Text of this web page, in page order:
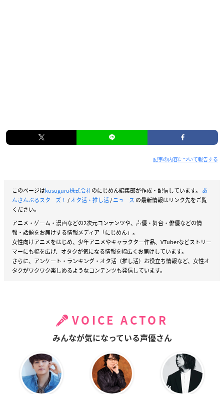
記事の内容について報告する
このページはkusuguru株式会社のにじめん編集部が作成・配信しています。 あ
んさんぶるスターズ！ /オタ活・推し活/ニュース の最新情報はリンク先をご覧
ください。
アニメ・ゲーム・漫画などの2次元コンテンツや、声優・舞台・俳優などの情
報・話題をお届けする情報メディア「にじめん」。
女性向けアニメをはじめ、少年アニメやキャラクター作品、VTuberなどストリー
マーにも幅を広げ、オタクが気になる情報を幅広くお届けしています。
さらに、アンケート・ランキング・オタ活（推し活）お役立ち情報など、女性オ
タクがワクワク楽しめるようなコンテンツも発信しています。
VOICE ACTOR
みんなが気になっている声優さん